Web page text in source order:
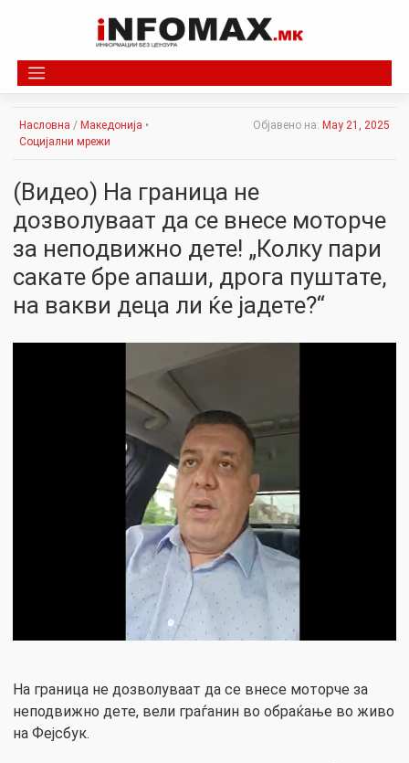
Насловна / Македонија •
Социјални мрежи
Објавено на: May 21, 2025
(Видео) На граница не
дозволуваат да се внесе моторче
за неподвижно дете! „Колку пари
сакате бре апаши, дрога пуштате,
на вакви деца ли ќе јадете?“
На граница не дозволуваат да се внесе моторче за
неподвижно дете, вели граѓанин во обраќање во живо
на Фејсбук.